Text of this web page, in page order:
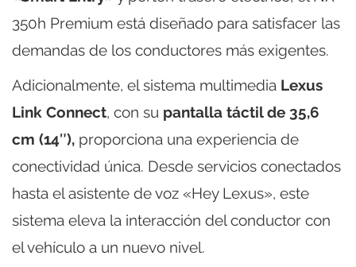
350h Premium está diseñado para satisfacer las
demandas de los conductores más exigentes.
Adicionalmente, el sistema multimedia Lexus
Link Connect, con su pantalla táctil de 35,6
cm (14″), proporciona una experiencia de
conectividad única. Desde servicios conectados
hasta el asistente de voz «Hey Lexus», este
sistema eleva la interacción del conductor con
el vehículo a un nuevo nivel.